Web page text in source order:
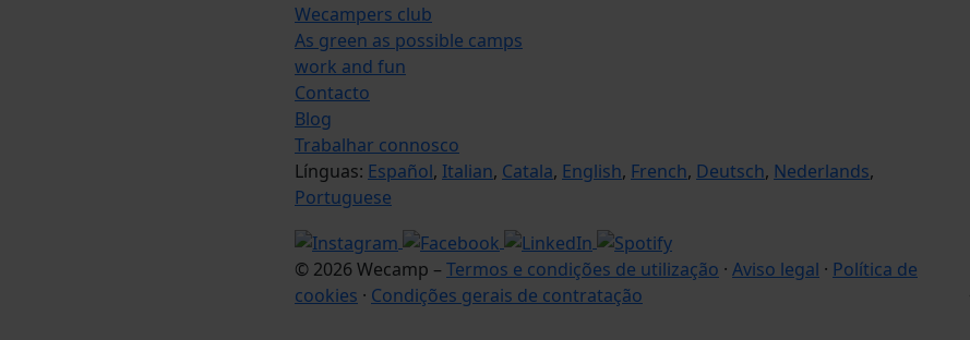
Wecampers club
As green as possible camps
work and fun
Contacto
Blog
Trabalhar connosco
Línguas: Español, Italian, Catala, English, French, Deutsch, Nederlands,
Portuguese
© 2026 Wecamp – Termos e condições de utilização · Aviso legal · Política de
cookies · Condições gerais de contratação